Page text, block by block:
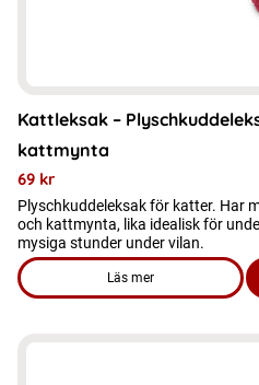
Kattleksak –
kattmynta
69 kr
Plyschkuddeleksak för katter. Har
och kattmynta, lika idealisk för
mysiga stunder under vilan.
Läs mer
om produkten